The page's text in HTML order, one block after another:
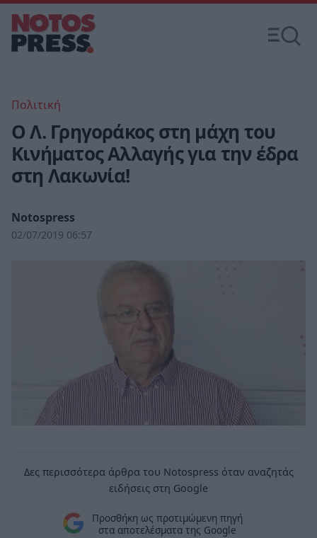
Πολιτική
Ο Λ. Γρηγοράκος στη μάχη του
Κινήματος Αλλαγής για την έδρα
στη Λακωνία!
Notospress
02/07/2019 06:57
Δες περισσότερα άρθρα του Notospress όταν αναζητάς
ειδήσεις στη Google
Προσθήκη ως προτιμώμενη πηγή
στα αποτελέσματα της Google